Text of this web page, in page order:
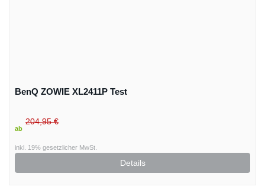
BenQ ZOWIE XL2411P Test
ab
204,95 €
inkl. 19% gesetzlicher MwSt.
Details